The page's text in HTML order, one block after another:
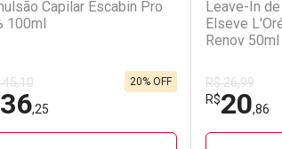
Ativar Desconto Ativar
Capilar Escabin Pro
100ml
45,10
36,25
20% OFF
Leave-In
Elseve
Renov 50ml
R$ 26,99
R$20,86